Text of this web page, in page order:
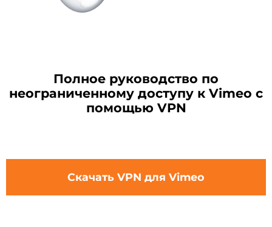
Полное руководство по
неограниченному доступу к Vimeo с
помощью VPN
Скачать VPN для Vimeo